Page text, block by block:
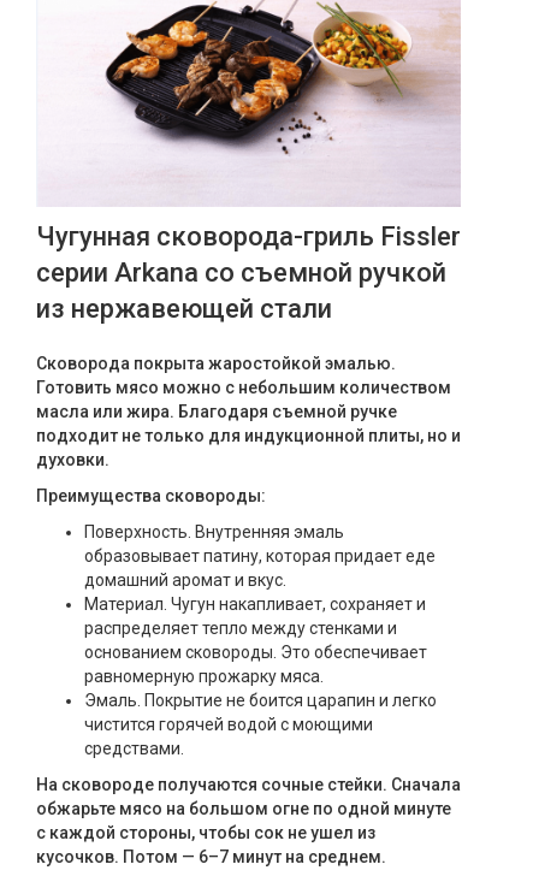
Чугунная сковорода-гриль Fissler
серии Arkana со съемной ручкой
из нержавеющей стали
Сковорода покрыта жаростойкой эмалью.
Готовить мясо можно с небольшим количеством
масла или жира. Благодаря съемной ручке
подходит не только для индукционной плиты, но и
духовки.
Преимущества сковороды:
Поверхность. Внутренняя эмаль
образовывает патину, которая придает еде
домашний аромат и вкус.
Материал. Чугун накапливает, сохраняет и
распределяет тепло между стенками и
основанием сковороды. Это обеспечивает
равномерную прожарку мяса.
Эмаль. Покрытие не боится царапин и легко
чистится горячей водой с моющими
средствами.
На сковороде получаются сочные стейки. Сначала
обжарьте мясо на большом огне по одной минуте
с каждой стороны, чтобы сок не ушел из
кусочков. Потом — 6–7 минут на среднем.